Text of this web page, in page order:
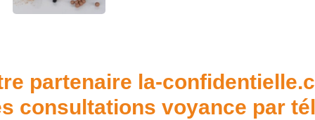
partenaire la-
consultations voyance par